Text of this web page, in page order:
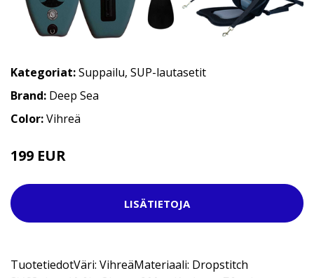
Kategoriat:Suppailu, SUP-lautasetit
Brand: Deep Sea
Color:Vihreä
199 EUR
LISÄTIETOJA
TuotetiedotVäri: VihreäMateriaali: Dropstitch